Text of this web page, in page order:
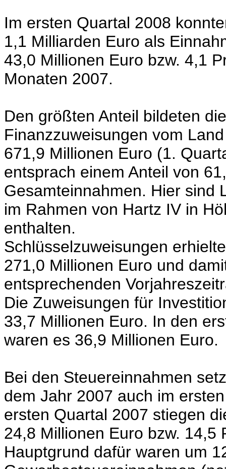
Im ersten Quartal 2008
1,1 Milliarden Euro als
43,0 Millionen Euro bzw. 4,1
Monaten 2007.
Den größten Anteil bildeten
Finanzzuweisungen vom
671,9 Millionen Euro (1.
entsprach einem Anteil von
Gesamteinnahmen. Hier sind
im Rahmen von Hartz IV in
enthalten.
Schlüsselzuweisungen
271,0 Millionen Euro und
entsprechenden
Die Zuweisungen für
33,7 Millionen Euro. In den
waren es 36,9 Millionen Euro.
Bei den Steuereinnahmen
dem Jahr 2007 auch im
ersten Quartal 2007 stiegen
24,8 Millionen Euro bzw. 14,5
Hauptgrund dafür waren um